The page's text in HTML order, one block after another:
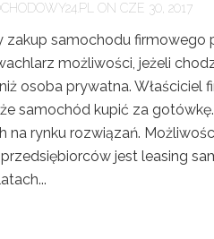
ON CZE 30, 2017
zakup samochodu firmowego
możliwości, jeżeli
osoba prywatna. Właściciel
samochód kupić za
rynku rozwiązań.
jest leasing